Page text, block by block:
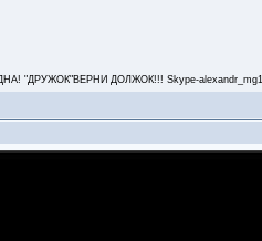
"ДРУЖОК"ВЕРНИ ДОЛЖОК!!! Skype-alexandr_mg1